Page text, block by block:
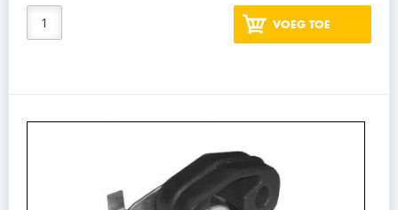
VOEG TOE